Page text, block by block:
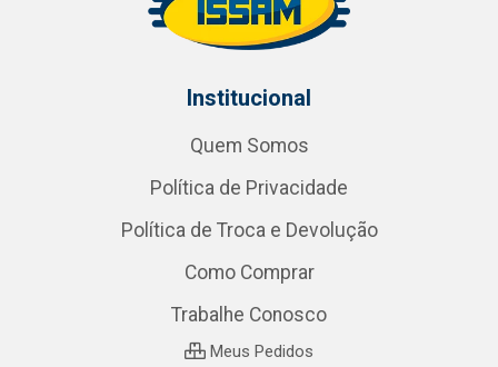
Institucional
Quem Somos
Política de Privacidade
Política de Troca e Devolução
Como Comprar
Trabalhe Conosco
Meus Pedidos